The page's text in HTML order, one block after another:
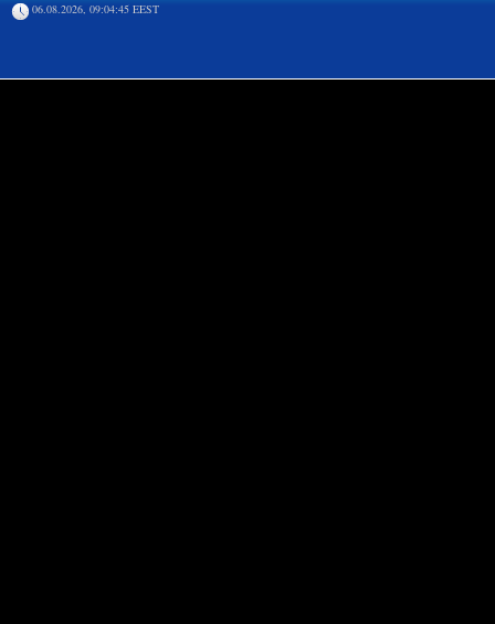
06.08.2026, 09:04:45 EEST